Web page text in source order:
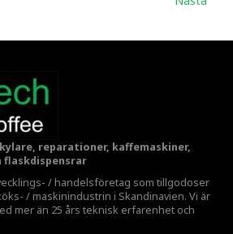
reparationer, kaffemaskiner,
flaskdispensrar
/ handelsföretag som tillgodoser
/ maskinindustrin i Skandinavien. Vi är
mer än 25 års teknisk erfarenhet och